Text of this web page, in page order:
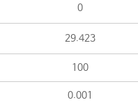
0
29.423
100
0.001